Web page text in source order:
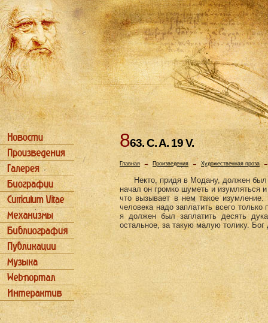
863. C. A. 19 V.
Главная→ Произведения → Художественная проза
Некто, придя в Модану, должен был
начал он громко шуметь и изумляться
что вызывает в нем такое
человека надо заплатить всего
я должен был заплатить десять
остальное, за такую малую толику. Бог